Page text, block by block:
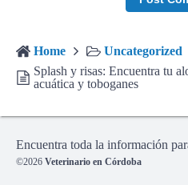
Home
Uncategorized
Splash y risas: Encuentra tu
acuática y toboganes
Encuentra toda la información